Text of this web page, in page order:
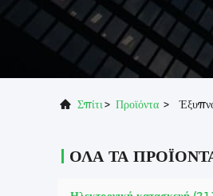
Σπίτι> Προϊόντα >
ΌΛΑ ΤΑ